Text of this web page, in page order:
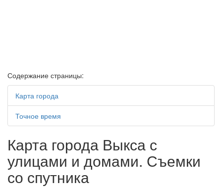
Содержание страницы:
Карта города
Точное время
Карта города Выкса с
улицами и домами. Съемки
со спутника